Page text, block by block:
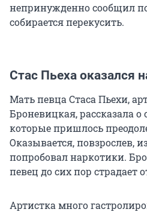
непринужденно сообщил
собирается перекусить.
Стас Пьеха оказался
Мать певца Стаса Пьехи,
Броневицкая, рассказала о
которые пришлось
Оказывается, повзрослев,
попробовал наркотики.
певец до сих пор страдает
Артистка много